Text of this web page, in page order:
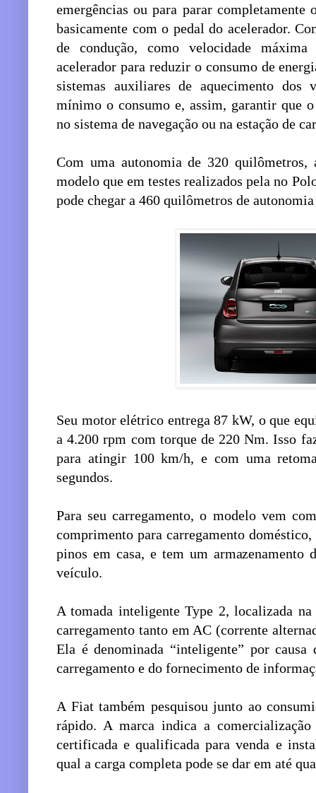
emergências ou para parar
basicamente com o pedal do acelerador.
de condução, como velocidade
acelerador para reduzir o consumo de
sistemas auxiliares de aquecimento
mínimo o consumo e, assim, garantir que
no sistema de navegação ou na estação de
Com uma autonomia de 320
modelo que em testes realizados pela no
pode chegar a 460 quilômetros de
Seu motor elétrico entrega 87 kW, o que
a 4.200 rpm com torque de 220 Nm. Isso
para atingir 100 km/h, e com uma
segundos.
Para seu carregamento, o modelo vem
comprimento para carregamento
pinos em casa, e tem um armazenamento
veículo.
A tomada inteligente Type 2, localizada
carregamento tanto em AC (corrente
Ela é denominada “inteligente” por
carregamento e do fornecimento de
A Fiat também pesquisou junto ao
rápido. A marca indica a
certificada e qualificada para venda e
qual a carga completa pode se dar em até